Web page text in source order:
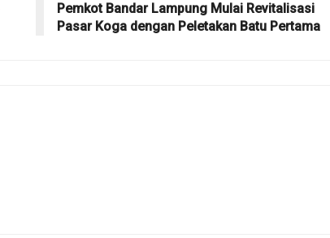
Pemkot Bandar Lampung Mulai Revitalisasi
Pasar Koga dengan Peletakan Batu Pertama